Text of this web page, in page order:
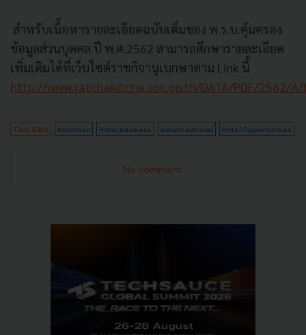
สำหรับเนื้อหารายละเอียดฉบับเต็มของ พ.ร.บ.คุ้มครอง
ข้อมูลส่วนบุคคล ปี พ.ศ.2562 สามารถศึกษารายละเอียด
เพิ่มเติมได้ที่เว็บไซต์ราชกิจานุเบกษาตาม Link นี้
http://www.ratchakitcha.soc.go.th/DATA/PDF/2562/A/
Tech & Biz hotelman Hotel business hotelmantravel Hotel Opportunities
No comment